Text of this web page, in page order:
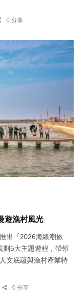
0 分享
遊漁村風光
出「2026海線潮旅
劃5大主題遊程，帶領
文底蘊與漁村產業特
0 分享